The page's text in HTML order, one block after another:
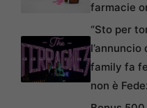
farmacie
“Sto per
family fa
non è